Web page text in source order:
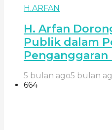
H.ARFAN
H. Arfan
Publik dalam
Penganggaran
5 bulan ago5 bulan
664